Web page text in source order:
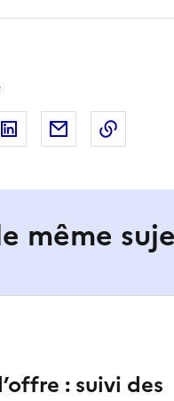
Facebook
sur X
Partager sur LinkedIn
Partager par
même
: suivi des